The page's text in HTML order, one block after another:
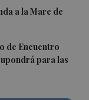
a la Mare de
de Encuentro
para las